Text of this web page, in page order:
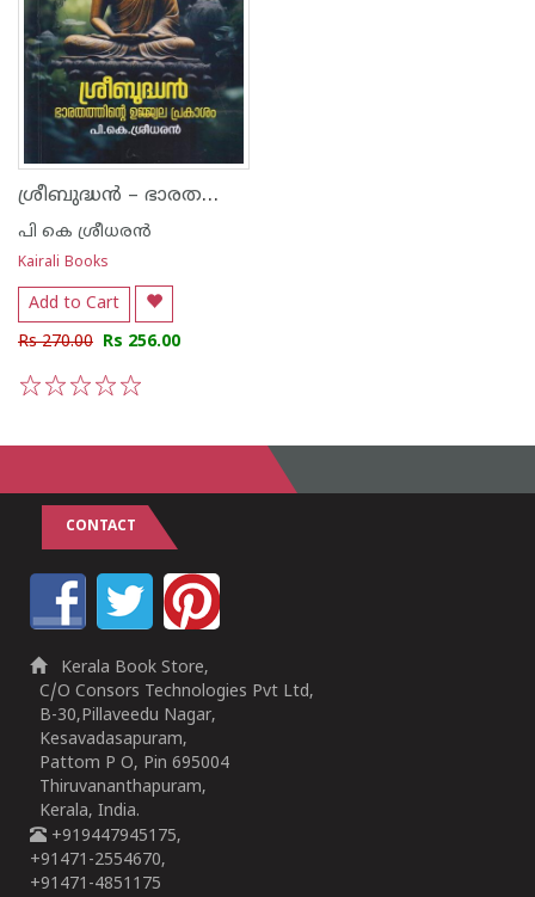
ശ്രീബുദ്ധൻ – ഭാരതത്തിന്റെ ഉജജ്വല പ്രകാശം
പി കെ ശ്രീധരന്‍
Kairali Books
Add to Cart
Rs 270.00 Rs 256.00
CONTACT
Kerala Book Store,
C/O Consors Technologies Pvt Ltd,
B-30,Pillaveedu Nagar,
Kesavadasapuram,
Pattom P O, Pin 695004
Thiruvananthapuram,
Kerala, India.
+919447945175,
+91471-2554670,
+91471-4851175